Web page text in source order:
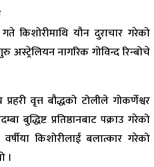
किशोरीमाथि यौन दुराचार गरेको
अस्ट्रेलियन नागरिक गोविन्द रिन्बोचे
वृत्त बौद्धको टोलीले गोकर्णेश्वर
बुद्धिष्ट प्रतिष्ठानबाट पक्राउ गरेको
किशोरीलाई बलात्कार गरेको
।